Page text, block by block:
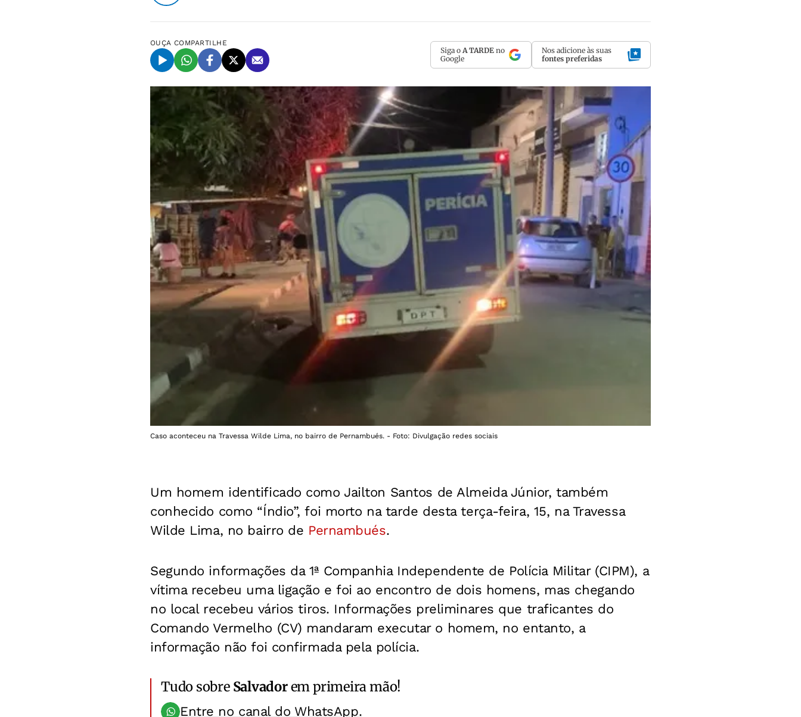
OUÇA COMPARTILHE
Siga o A TARDE no
Google
Nos adicione às suas
fontes preferidas
Caso aconteceu na Travessa Wilde Lima, no bairro de Pernambués. - Foto: Divulgação redes sociais
Um homem identificado como Jailton Santos de Almeida Júnior, também
conhecido como “Índio”, foi morto na tarde desta terça-feira, 15, na Travessa
Wilde Lima, no bairro de Pernambués.
Segundo informações da 1ª Companhia Independente de Polícia Militar (CIPM), a
vítima recebeu uma ligação e foi ao encontro de dois homens, mas chegando
no local recebeu vários tiros. Informações preliminares que traficantes do
Comando Vermelho (CV) mandaram executar o homem, no entanto, a
informação não foi confirmada pela polícia.
Tudo sobre Salvadorem primeira mão!
Entre no canal do WhatsApp.